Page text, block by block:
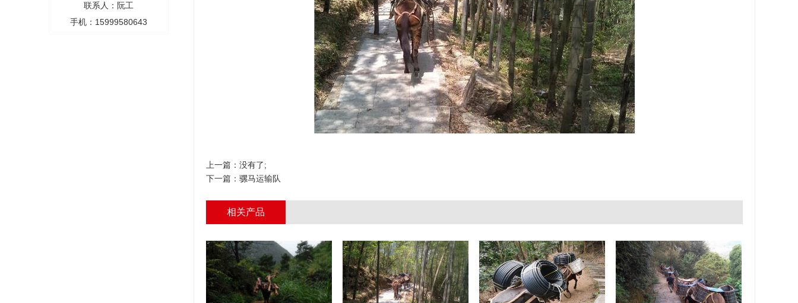
联系人：阮工
手机：15999580643
上一篇：没有了;
下一篇： 骡马运输队
相关产品